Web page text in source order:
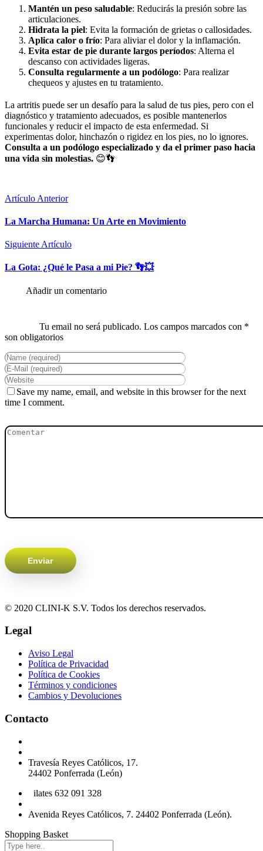
Mantén un peso saludable: Reducirás la presión sobre las
articulaciones.
Hidrata la piel: Evita la formación de grietas o callosidades.
Aplica calor o frío: Para aliviar el dolor y la inflamación.
Evita estar de pie durante largos períodos: Alterna el
descanso con actividades ligeras.
Consulta regularmente a un podólogo: Para realizar
chequeos y ajustes en tu tratamiento.
La artritis puede ser un desafío para la salud de tus pies, pero con el
diagnóstico y tratamiento adecuados, es posible mantenerlos
funcionales y reducir el impacto de esta enfermedad. Si
experimentas dolor, hinchazón o rigidez en los pies, no lo ignores.
Consulta a un podólogo especializado y da el primer paso hacia
una vida sin molestias. 😊👣
Artículo Anterior
La Marcha Humana: Un Arte en Movimiento
Siguiente Artículo
La Gota: ¿Qué le Pasa a mi Pie? 👣💥
Save my name, email, and website in this browser for the next
time I comment.
© 2020 CLINI-K S.V. Todos los derechos reservados.
Legal
Aviso Legal
Política de Privacidad
Política de Cookies
Términos y condiciones
Cambios y Devoluciones
Contacto
Travesía Reyes Católicos, 17.
24402 Ponferrada (León)
ilates 632 091 328
Avenida Reyes Católicos, 7. 24402 Ponferrada (León).
Shopping Basket